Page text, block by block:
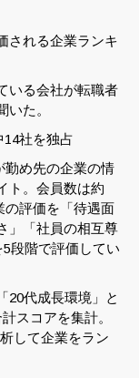
される企業ランキ
いる会社が転職者
た。
社を独占
め先の企業の情
ト。会員数は約
の評価を「待遇面
」「社員の相互尊
段階で評価してい
代成長環境」と
スコアを集計。
して企業をラン